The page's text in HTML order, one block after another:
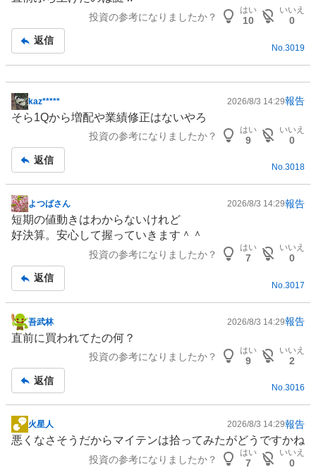
板
投資の参考になりましたか？
はい
10
いいえ
0
返信
No. 3019
掲
示
事
kaz***** 2026/8/3 14:29報告
そら1Qから増配や業績修正はないやろ
投資の参考になりましたか？
はい
9
いいえ
0
返信
No.3018
掲
示
板
よつばさん 2026/8/3 14:29報告
短期の値動きはわからないけれど
好決算。安心して握っていきます＾＾
投資の参考になりましたか？
はい
7
いいえ
0
返信
No. 3017
掲
示
事
吾武林 2026/8/3 14:29報告
直前に買われてたの何？
投資の参考になりましたか？
はい
9
いいえ
2
返信
No.3016
掲
示
火星人 2026/8/3 14:29報告
悪くなさそうだからマイテンは拾ってみたがどうですかね
投資の参考になりましたか？
はい
7
いいえ
0